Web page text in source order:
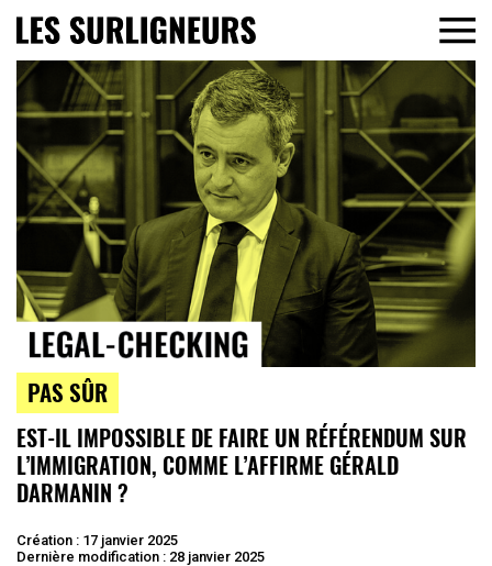
PAS SÛR
EST-IL IMPOSSIBLE DE FAIRE UN RÉFÉRENDUM SUR
L’IMMIGRATION, COMME L’AFFIRME GÉRALD
DARMANIN ?
Création : 17 janvier 2025
Dernière modification : 28 janvier 2025